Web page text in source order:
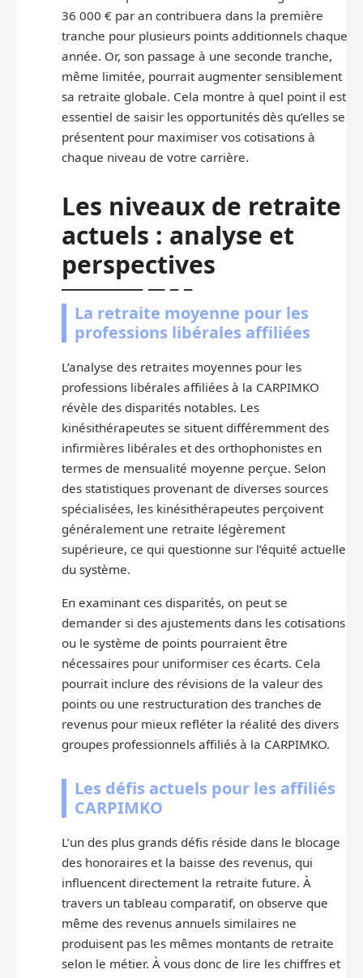
36 000 € par an contribuera dans la première
tranche pour plusieurs points additionnels chaque
année. Or, son passage à une seconde tranche,
même limitée, pourrait augmenter sensiblement
sa retraite globale. Cela montre à quel point il est
essentiel de saisir les opportunités dès qu’elles se
présentent pour maximiser vos cotisations à
chaque niveau de votre carrière.
Les niveaux de retraite
actuels : analyse et
perspectives
La retraite moyenne pour les
professions libérales affiliées
L’analyse des retraites moyennes pour les
professions libérales affiliées à la CARPIMKO
révèle des disparités notables. Les
kinésithérapeutes se situent différemment des
infirmières libérales et des orthophonistes en
termes de mensualité moyenne perçue. Selon
des statistiques provenant de diverses sources
spécialisées, les kinésithérapeutes perçoivent
généralement une retraite légèrement
supérieure, ce qui questionne sur l’équité actuelle
du système.
En examinant ces disparités, on peut se
demander si des ajustements dans les cotisations
ou le système de points pourraient être
nécessaires pour uniformiser ces écarts. Cela
pourrait inclure des révisions de la valeur des
points ou une restructuration des tranches de
revenus pour mieux refléter la réalité des divers
groupes professionnels affiliés à la CARPIMKO.
Les défis actuels pour les affiliés
CARPIMKO
L’un des plus grands défis réside dans le blocage
des honoraires et la baisse des revenus, qui
influencent directement la retraite future. À
travers un tableau comparatif, on observe que
même des revenus annuels similaires ne
produisent pas les mêmes montants de retraite
selon le métier. À vous donc de lire les chiffres et